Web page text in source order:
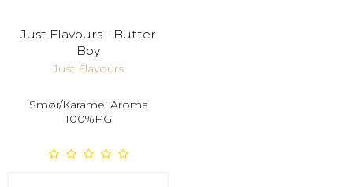
Just Flavours - Butter
Boy
Just Flavours
Smør/Karamel Aroma
100%PG